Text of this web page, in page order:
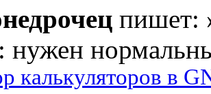
пишет:
нужен
калькуляторов в